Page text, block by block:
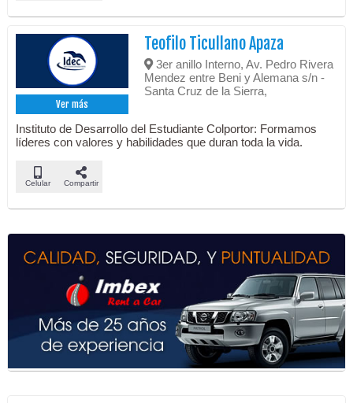
Ver más
Teofilo Ticullano Apaza
3er anillo Interno, Av. Pedro Rivera
Mendez entre Beni y Alemana s/n -
Santa Cruz de la Sierra,
Instituto de Desarrollo del Estudiante Colportor: Formamos
líderes con valores y habilidades que duran toda la vida.
Celular Compartir